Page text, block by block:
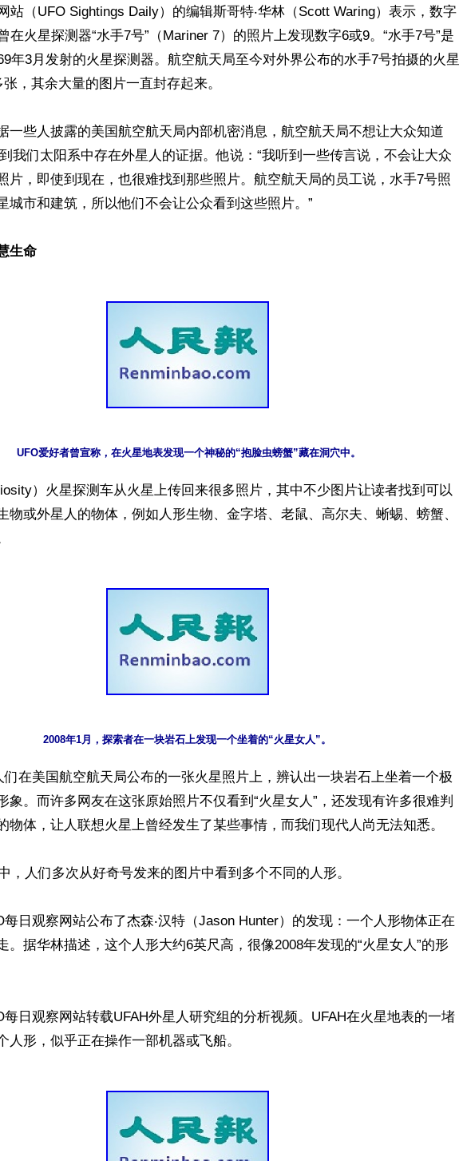
站（UFO Sightings Daily）的编辑斯哥特‧华林（Scott Waring）表示，数字
在火星探测器“水手7号”（Mariner 7）的照片上发现数字6或9。“水手7号”是
年3月发射的火星探测器。航空航天局至今对外界公布的水手7号拍摄的火星
，其余大量的图片一直封存起来。
一些人披露的美国航空航天局内部机密消息，航空航天局不想让大众知道
我们太阳系中存在外星人的证据。他说：“我听到一些传言说，不会让大众
片，即使到现在，也很难找到那些照片。航空航天局的员工说，水手7号照
城市和建筑，所以他们不会让公众看到这些照片。”
生命
）火星探测车从火星上传回来很多照片，其中不少图片让读者找到可以
物或外星人的物体，例如人形生物、金字塔、老鼠、高尔夫、蜥蜴、螃蟹、
们在美国航空航天局公布的一张火星照片上，辨认出一块岩石上坐着一个极
象。而许多网友在这张原始照片不仅看到“火星女人”，还发现有许多很难判
物体，让人联想火星上曾经发生了某些事情，而我们现代人尚无法知悉。
，人们多次从好奇号发来的图片中看到多个不同的人形。
每日观察网站公布了杰森‧汉特（Jason Hunter）的发现：一个人形物体正在
。据华林描述，这个人形大约6英尺高，很像2008年发现的“火星女人”的形
每日观察网站转载UFAH外星人研究组的分析视频。UFAH在火星地表的一堵